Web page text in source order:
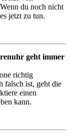
du noch nicht
jetzt zu tun.
geht immer
richtig
falsch ist, geht die
einen
kann.